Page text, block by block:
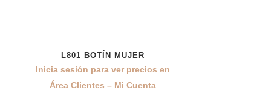
L801 BOTÍN MUJER
Inicia sesión para ver precios en
Área Clientes – Mi Cuenta